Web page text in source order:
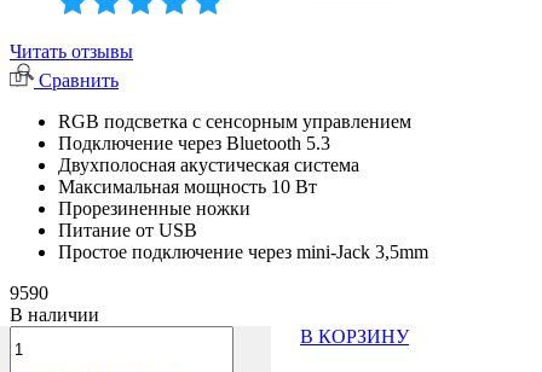
Читать отзывы
Сравнить
RGB подсветка с сенсорным управлением
Подключение через Bluetooth 5.3
Двухполосная акустическая система
Максимальная мощность 10 Вт
Прорезиненные ножки
Питание от USB
Простое подключение через mini-Jack 3,5mm
9590
В наличии
В КОРЗИНУ